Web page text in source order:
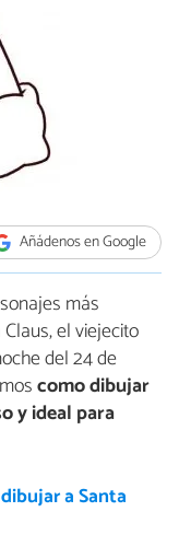
Añádenos en Google
más
el viejecito
del 24 de
como dibujar
y ideal para
a Santa